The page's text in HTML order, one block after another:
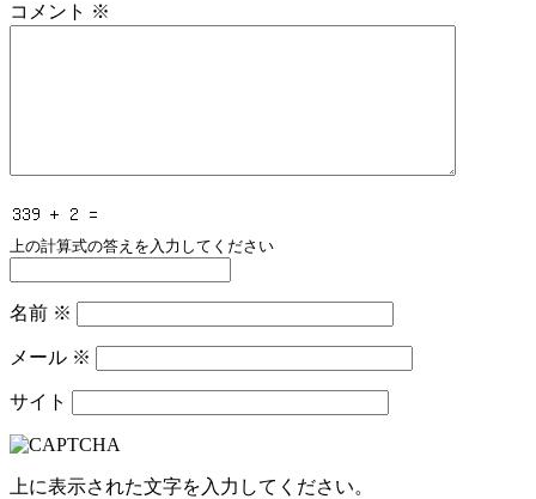
コメント ※
上の計算式の答えを入力してください
名前 ※
メール ※
サイト
上に表示された文字を入力してください。